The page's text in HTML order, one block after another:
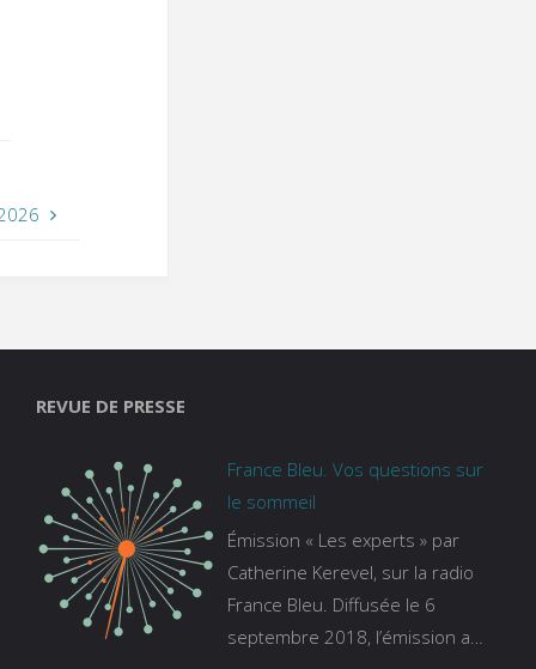
REVUE DE PRESSE
France Bleu. Vos questions sur
le sommeil
Émission « Les experts » par
Catherine Kerevel, sur la radio
France Bleu. Diffusée le 6
septembre 2018, l’émission a